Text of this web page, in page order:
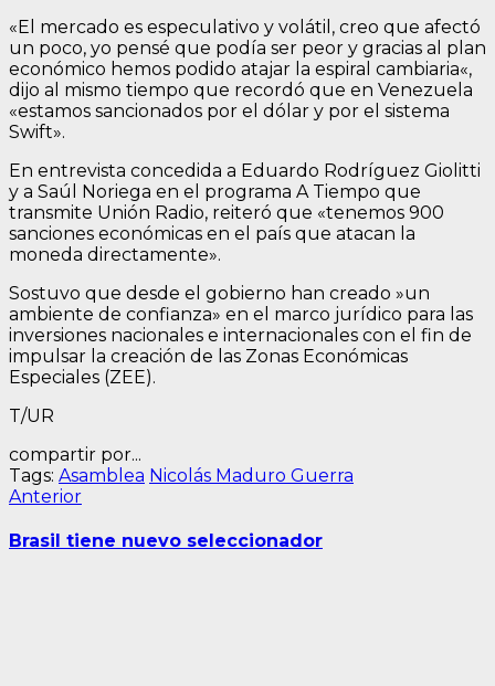
«El mercado es especulativo y volátil, creo que afectó
un poco, yo pensé que podía ser peor y gracias al plan
económico hemos podido atajar la espiral cambiaria«,
dijo al mismo tiempo que recordó que en Venezuela
«estamos sancionados por el dólar y por el sistema
Swift».
En entrevista concedida a Eduardo Rodríguez Giolitti
y a Saúl Noriega en el programa A Tiempo que
transmite Unión Radio, reiteró que «tenemos 900
sanciones económicas en el país que atacan la
moneda directamente».
Sostuvo que desde el gobierno han creado »un
ambiente de confianza» en el marco jurídico para las
inversiones nacionales e internacionales con el fin de
impulsar la creación de las Zonas Económicas
Especiales (ZEE).
T/UR
compartir por...
Tags: Asamblea Nicolás Maduro Guerra
Navegación
de
AnteriorEntrada
Brasil tiene nuevo seleccionador